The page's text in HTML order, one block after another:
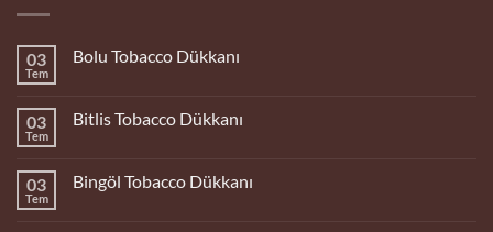
03
Tem
Bolu Tobacco Dükkanı
Tobacco
03
Tem
Bitlis Tobacco Dükkanı
Tobacco
03
Tem
Bingöl Tobacco Dükkanı